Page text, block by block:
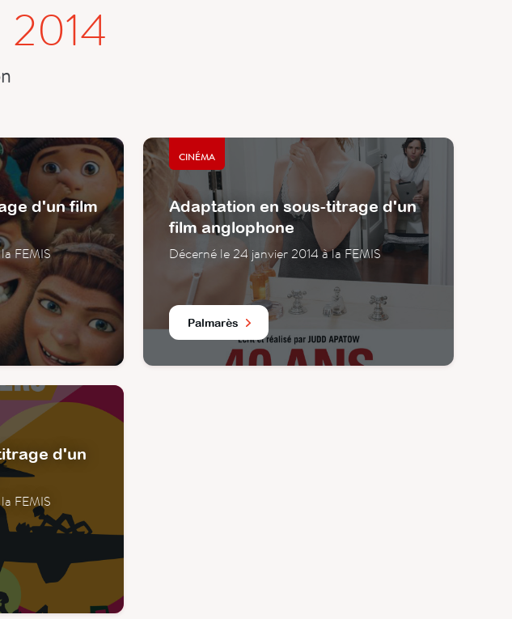
2014
d'un film
FEMIS
CINÉMA
Adaptation en sous-titrage d'un
film anglophone
Décerné le 24 janvier 2014 à la FEMIS
Palmarès
d'un
FEMIS